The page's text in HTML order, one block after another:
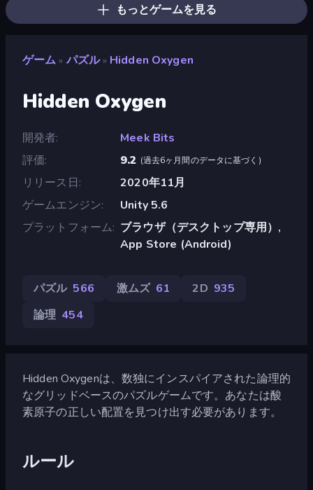
もっとゲームを見る
ゲーム » パズル » Hidden Oxygen
Hidden Oxygen
開発者
Meek Bits
評価
9.2 (過去6ヶ月間のデータに基づく )
リリース日
2020年11月
ゲームエンジン
Unity 5.6
プラットフォーム ブラウザ（デスクトップ専用）,
App Store (Android)
パズル 566 激ムズ 61 2D 935
論理 454
Hidden Oxygenは、数独にインスパイアされた論理的
なグリッドベースのパズルゲームです。あなたは酸
素原子の正しい配置を見つけ出す必要があります。
ルール